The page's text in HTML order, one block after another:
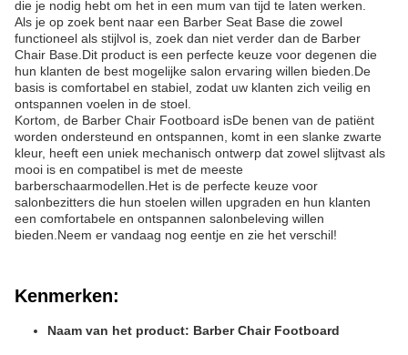
die je nodig hebt om het in een mum van tijd te laten werken.
Als je op zoek bent naar een Barber Seat Base die zowel
functioneel als stijlvol is, zoek dan niet verder dan de Barber
Chair Base.Dit product is een perfecte keuze voor degenen die
hun klanten de best mogelijke salon ervaring willen bieden.De
basis is comfortabel en stabiel, zodat uw klanten zich veilig en
ontspannen voelen in de stoel.
Kortom, de Barber Chair Footboard isDe benen van de patiënt
worden ondersteund en ontspannen , komt in een slanke zwarte
kleur, heeft een uniek mechanisch ontwerp dat zowel slijtvast als
mooi is en compatibel is met de meeste
barberschaarmodellen.Het is de perfecte keuze voor
salonbezitters die hun stoelen willen upgraden en hun klanten
een comfortabele en ontspannen salonbeleving willen
bieden.Neem er vandaag nog eentje en zie het verschil!
Kenmerken:
Naam van het product: Barber Chair Footboard